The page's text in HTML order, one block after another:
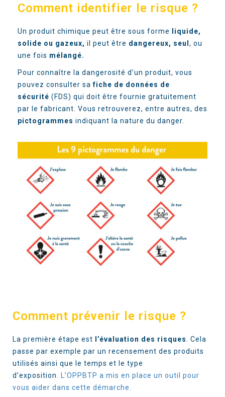
Comment identifier le risque ?
Un produit chimique peut être sous forme
liquide,
solide ou gazeux, il peut être dangereux, seul , ou
une fois mélangé.
Pour connaître la dangerosité d’un produit, vous
pouvez consulter safiche de données de
sécurité ( FDS) qui doit être fournie gratuitement
par le fabricant. Vous retrouverez, entre autres, des
pictogrammes indiquant la nature du danger.
Comment prévenir le risque ?
La première étape est l’évaluation des risques
. Cela
passe par exemple par un recensement des produits
utilisés ainsi que le temps et le type
d’exposition.
L’OPPBTP a mis en place un outil pour
vous aider dans cette démarche.